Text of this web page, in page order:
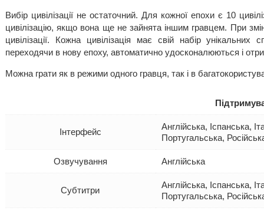
Вибір цивілізації не остаточний. Для кожної епохи є 10
цивілізацію, якщо вона ще не зайнята іншим гравцем. При
цивілізації. Кожна цивілізація має свій набір
переходячи в нову епоху, автоматично удосконалюються і
Можна грати як в режими одного гравця, так і в
Інтерфейс
Англійська, Іспанська,
Португальська,
Озвучування Англійська
Субтитри
Англійська, Іспанська,
Португальська,